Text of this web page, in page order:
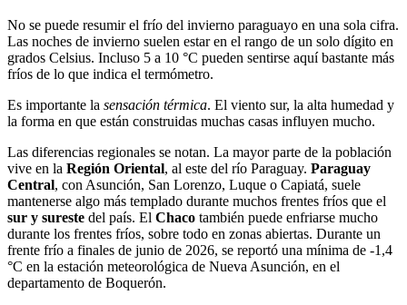
No se puede resumir el frío del invierno paraguayo en una sola cifra.
Las noches de invierno suelen estar en el rango de un solo dígito en
grados Celsius. Incluso 5 a 10 °C pueden sentirse aquí bastante más
fríos de lo que indica el termómetro.
Es importante la sensación térmica. El viento sur, la alta humedad y
la forma en que están construidas muchas casas influyen mucho.
Las diferencias regionales se notan. La mayor parte de la población
vive en la Región Oriental, al este del río Paraguay. Paraguay
Central, con Asunción, San Lorenzo, Luque o Capiatá, suele
mantenerse algo más templado durante muchos frentes fríos que el
sur y sureste del país. El Chaco también puede enfriarse mucho
durante los frentes fríos, sobre todo en zonas abiertas. Durante un
frente frío a finales de junio de 2026, se reportó una mínima de -1,4
°C en la estación meteorológica de Nueva Asunción, en el
departamento de Boquerón.